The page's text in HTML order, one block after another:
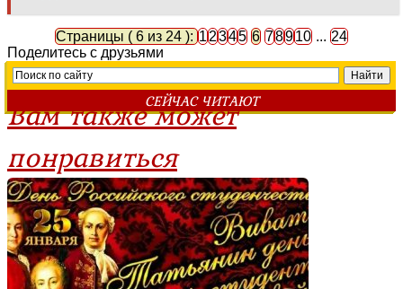
Страницы ( 6 из 24 ):12345 6 78910 ... 24
Поделитесь с друзьями
СЕЙЧАС ЧИТАЮТ
Вам также может
понравиться